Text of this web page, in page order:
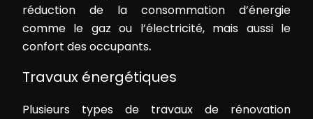
réduction de la consommation d’énergie
comme le gaz ou l’électricité, mais aussi le
confort des occupants.
Travaux énergétiques
Plusieurs types de travaux de rénovation